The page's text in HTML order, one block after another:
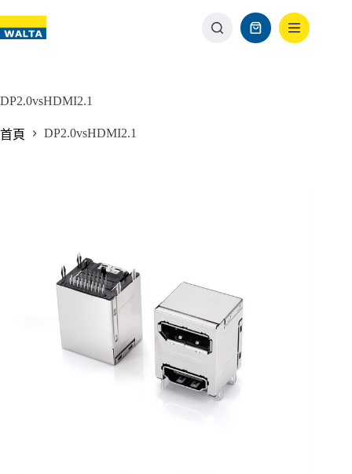
DP2.0vsHDMI2.1
首頁 DP2.0vsHDMI2.1